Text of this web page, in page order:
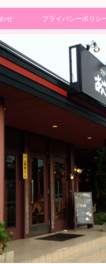
せ プライバシーポリシ